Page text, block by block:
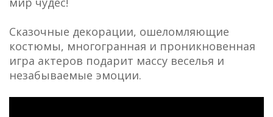
Сказочные декорации, ошеломляющие
костюмы, многогранная и проникновенная
игра актеров подарит массу веселья и
незабываемые эмоции.